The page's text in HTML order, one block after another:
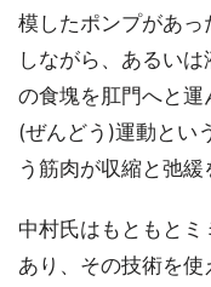
模したポンプがあ
しながら、あるい
の食塊を肛門へと
(ぜんどう)運動とい
う筋肉が収縮と弛緩
中村氏はもともと
あり、その技術を